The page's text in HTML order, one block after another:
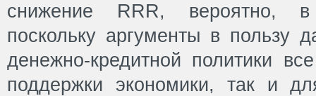
снижение RRR, вероятно,
поскольку аргументы в пользу
денежно-кредитной политики
поддержки экономики, так и